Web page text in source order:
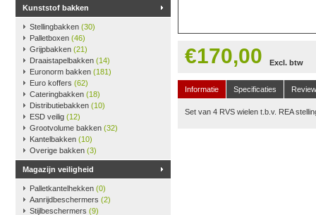
Kunststof bakken
Stellingbakken (30)
Palletboxen (46)
Grijpbakken (21)
Draaistapelbakken (14)
Euronorm bakken (181)
Euro koffers (62)
Cateringbakken (18)
Distributiebakken (10)
ESD veilig (12)
Grootvolume bakken (32)
Kantelbakken (10)
Overige bakken (3)
Magazijn veiligheid
Palletkantelhekken (0)
Aanrijdbeschermers (2)
Stijlbeschermers (9)
€170,00 Excl. btw
Informatie Specificaties
Set van 4 RVS wielen t.b.v. REA